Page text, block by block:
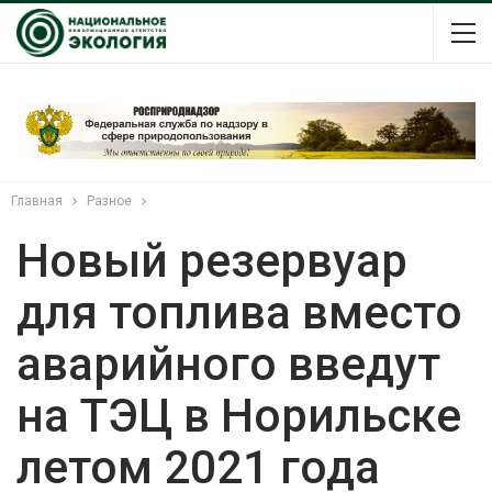
Главная Разное
Новый резервуар
для топлива вместо
аварийного введут
на ТЭЦ в Норильске
летом 2021 года